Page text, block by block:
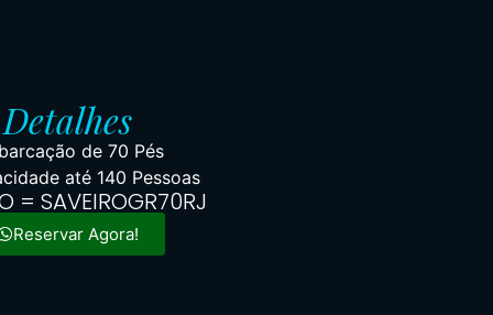
Detalhes
de 70 Pés
até 140 Pessoas
= SAVEIROGR70RJ
Reservar Agora!